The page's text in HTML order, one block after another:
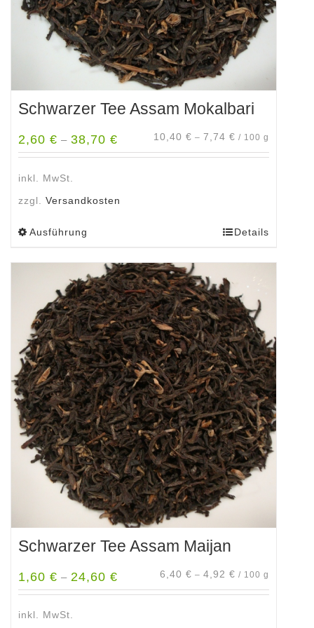
gewählt
werden
Schwarzer Tee Assam Mokalbari
2,60 € – 38,70 € 10,40 € – 7,74 € / 100 g
inkl. MwSt.
zzgl. Versandkosten
Ausführung
weist
mehrere
Varianten
auf.
Die
Optionen
können
auf
der
Produktseite
gewählt
werden
Details
Schwarzer Tee Assam Maijan
1,60 € – 24,60 € 6,40 € – 4,92 € / 100 g
inkl. MwSt.